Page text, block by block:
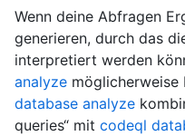
Wenn deine Abfragen
generieren, durch das
interpretiert werden
analyze möglicherweise
database analyze
queries“ mit codeql